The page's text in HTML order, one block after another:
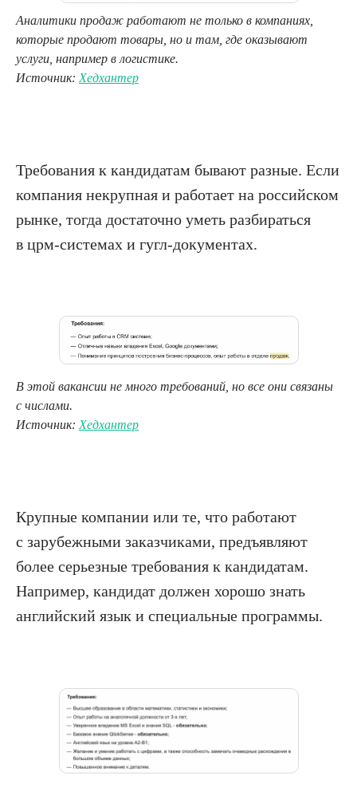
Аналитики продаж работают не только в компаниях,
которые продают товары, но и там, где оказывают
услуги, например в логистике.
Источник: Хедхантер
Требования к кандидатам бывают разные. Если
компания некрупная и работает на российском
рынке, тогда достаточно уметь разбираться
в црм-системах и гугл-документах.
В этой вакансии не много требований, но все они связаны
с числами.
Источник: Хедхантер
Крупные компании или те, что работают
с зарубежными заказчиками, предъявляют
более серьезные требования к кандидатам.
Например, кандидат должен хорошо знать
английский язык и специальные программы.